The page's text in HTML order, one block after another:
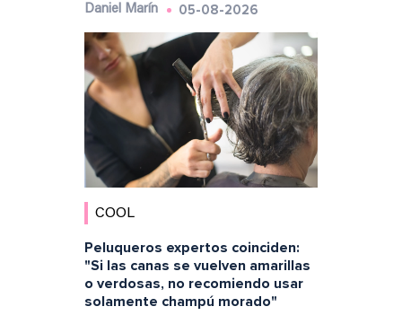
Daniel Marín 05-08-2026
COOL
Peluqueros expertos coinciden:
"Si las canas se vuelven amarillas
o verdosas, no recomiendo usar
solamente champú morado"